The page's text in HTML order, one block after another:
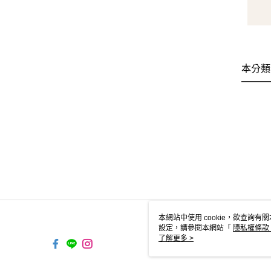
本分
本網站中使用 cookie，欲查詢有
設定，請參閱本網站「 隱私權條款
使用 cookie。
了解更多 >